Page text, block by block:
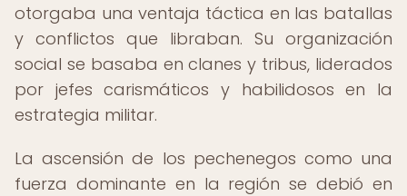
otorgaba una ventaja táctica en las batallas
y conflictos que libraban. Su organización
social se basaba en clanes y tribus, liderados
por jefes carismáticos y habilidosos en la
estrategia militar.
La ascensión de los pechenegos como una
fuerza dominante en la región se debió en